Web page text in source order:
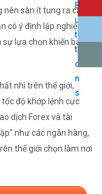
sàn ít tung ra các
có ý định lập nghiệp từ
lựa chọn khiến bạn
nhì trên thế giới,
độ khớp lệnh cực
dịch Forex và tài
như các ngân hàng,
thế giới chọn làm nơi